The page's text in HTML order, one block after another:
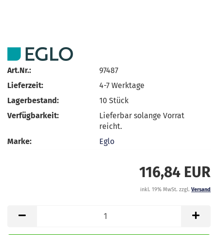
Art.Nr.:
97487
Lieferzeit:
4-7 Werktage
Lagerbestand:
10Stück
Verfügbarkeit:
Lieferbar solange Vorrat
reicht.
Marke:
Eglo
116,84 EUR
inkl. 19% MwSt. zzgl. Versand